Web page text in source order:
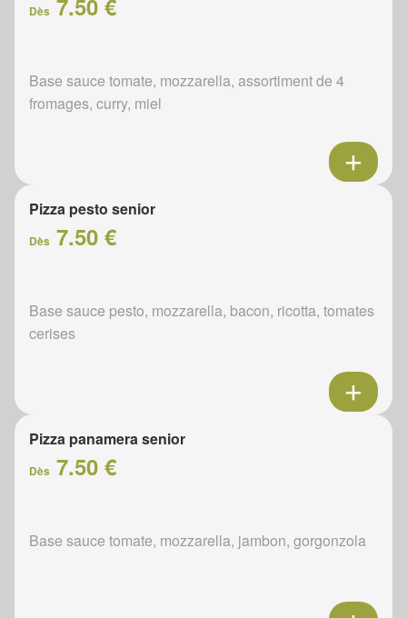
Dès 7.50 €
Base sauce tomate, mozzarella, assortiment de 4
fromages, curry, miel
Pizza pesto senior
Dès 7.50 €
Base sauce pesto, mozzarella, bacon, ricotta, tomates
cerises
Pizza panamera senior
Dès 7.50 €
Base sauce tomate, mozzarella, jambon, gorgonzola